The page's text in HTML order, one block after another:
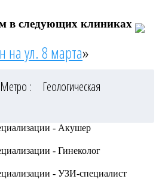
в следующих клиниках
на ул. 8 марта»
Метро :
Геологическая
- Акушер
- Гинеколог
- УЗИ-специалист